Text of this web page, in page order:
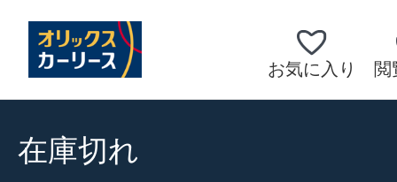
お気に入り 閲
在庫切れ